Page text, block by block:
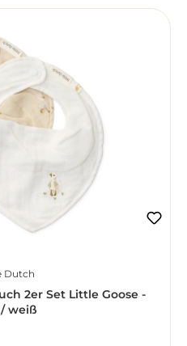
Dutch
2er Set Little Goose -
weiß